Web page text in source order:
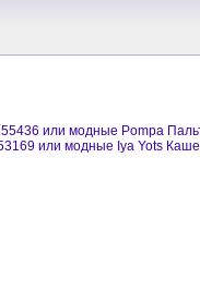
или модные Pompa
или модные Iya Yots